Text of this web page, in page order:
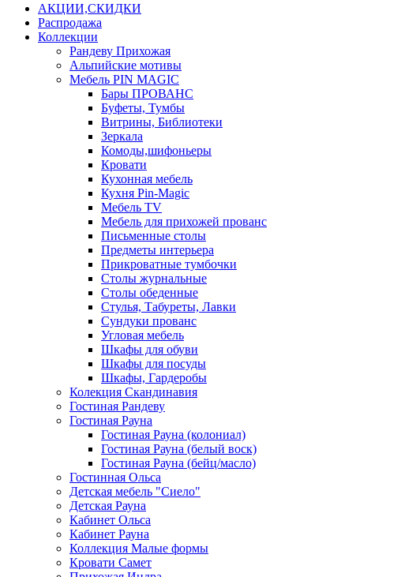
АКЦИИ,СКИДКИ
Распродажа
Коллекции
Рандеву Прихожая
Альпийские мотивы
Мебель PIN MAGIС
Бары ПРОВАНС
Буфеты, Тумбы
Витрины, Библиотеки
Зеркала
Комоды,шифоньеры
Кровати
Кухонная мебель
Кухня Pin-Magic
Мебель TV
Мебель для прихожей прованс
Письменные столы
Предметы интерьера
Прикроватные тумбочки
Столы журнальные
Столы обеденные
Стулья, Табуреты, Лавки
Сундуки прованс
Угловая мебель
Шкафы для обуви
Шкафы для посуды
Шкафы, Гардеробы
Колекция Скандинавия
Гостиная Рандеву
Гостиная Рауна
Гостиная Рауна (колониал)
Гостиная Рауна (белый воск)
Гостиная Рауна (бейц/масло)
Гостинная Ольса
Детская мебель "Сиело"
Детская Рауна
Кабинет Ольса
Кабинет Рауна
Коллекция Малые формы
Кровати Самет